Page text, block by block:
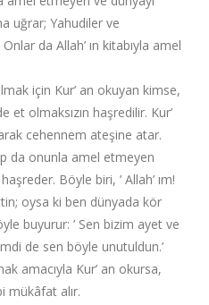
uğrar; Yahudiler ve
da Allah’ ın kitabıyla amel
için Kur’ an okuyan kimse,
et olmaksızın haşredilir. Kur’
cehennem ateşine atar.
da onunla amel etmeyen
Böyle biri, ’ Allah’ ım!
oysa ki ben dünyada kör
buyurur: ’ Sen bizim ayet ve
de sen böyle unutuldun.’
amacıyla Kur’ an okursa,
mükâfat alır.